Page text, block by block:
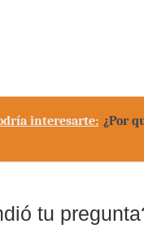
interesarte: ¿Por
tu